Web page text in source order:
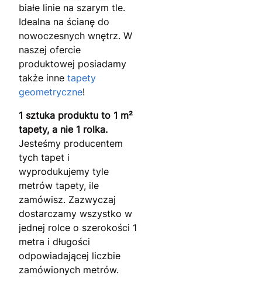
białe linie na szarym tle.
Idealna na ścianę do
nowoczesnych wnętrz. W
naszej ofercie
produktowej posiadamy
także inne tapety
geometryczne!
1 sztuka produktu to 1 m²
tapety, a nie 1 rolka.
Jesteśmy producentem
tych tapet i
wyprodukujemy tyle
metrów tapety, ile
zamówisz. Zazwyczaj
dostarczamy wszystko w
jednej rolce o szerokości 1
metra i długości
odpowiadającej liczbie
zamówionych metrów.